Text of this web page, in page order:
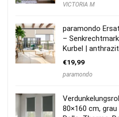
VICTORIA M
paramondo
–
Kurbel | anthrazit
€19,99
paramondo
80×160 cm,